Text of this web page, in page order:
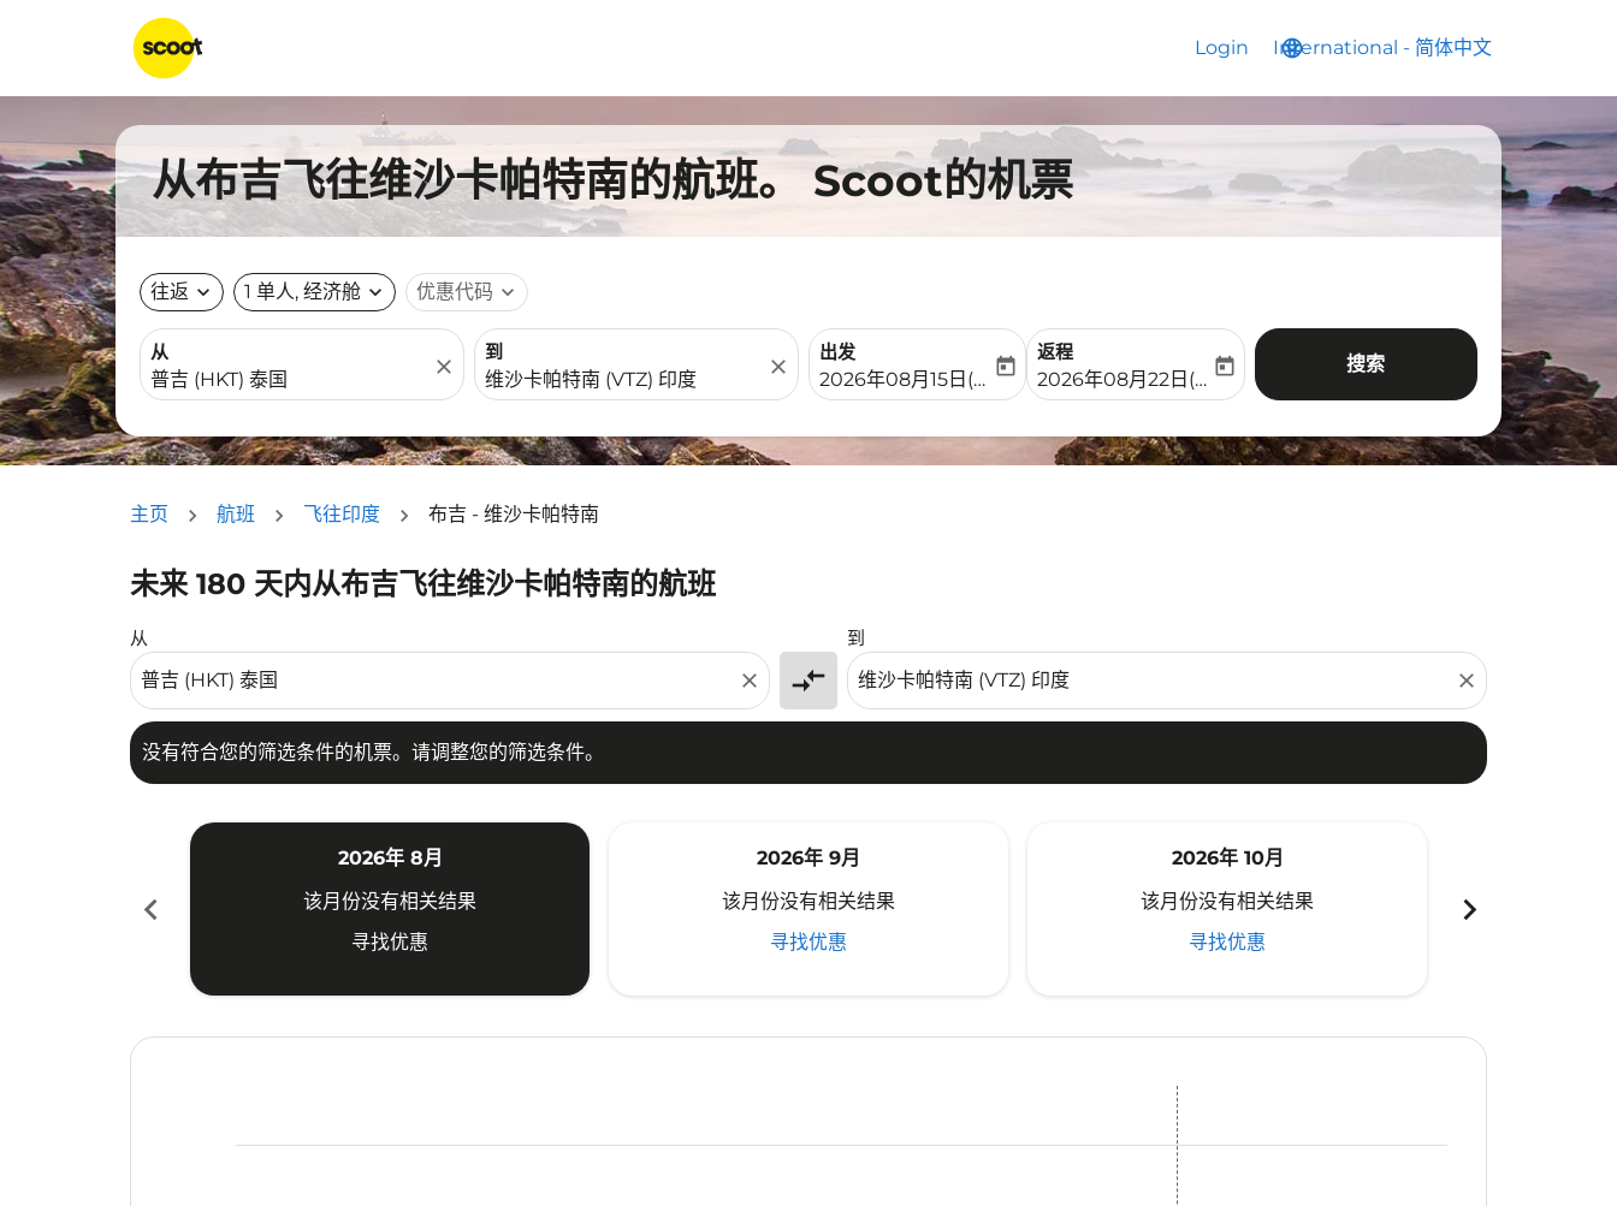
Login language
International - 简体中文
keyboard_arrow_down
从布吉飞往维沙卡帕特南的航班。 Scoot的机票
往返 expand_more 1 单人, 经济舱 expand_more 优惠代码 expand_more
从
close
到
close
出发
fc-booking-departure-date-aria-label
2026年08月15日(周六)
today
返程
fc-booking-return-date-aria-label
2026年08月22日(周六)
today 搜索
主页 航班 飞往印度 布吉 - 维沙卡帕特南
未来 180 天内从布吉飞往维沙卡帕特南的航班
从
close compare_arrows
到
close
没有符合您的筛选条件的机票。请调整您的筛选条件。
没有符合您的筛选条件的机票。请调整您的筛选条件。
chevron_left
2026年 8月
该月份没有相关结果
寻找优惠
2026年 9月
该月份没有相关结果
寻找优惠
2026年 10月
该月份没有相关结果
寻找优惠
chevron_right
HKT–VTZ: cmp-view-offers-disclaimer. 寻找优惠
HKT–VTZ: cmp-view-offers-disclaimer. 寻找优惠
HKT–VTZ: cmp-view-offers-disclaimer. 寻找优惠
HKT–VTZ: cmp-view-offers-disclaimer. 寻找优惠
HKT–VTZ: cmp-view-offers-disclaimer. 寻找优惠
HKT–VTZ: cmp-view-offers-disclaimer. 寻找优惠
HKT–VTZ: cmp-view-offers-disclaimer. 寻找优惠
HKT–VTZ: cmp-view-offers-disclaimer. 寻找优惠
HKT–VTZ: cmp-view-offers-disclaimer. 寻找优惠
HKT–VTZ: cmp-view-offers-disclaimer. 寻找优惠